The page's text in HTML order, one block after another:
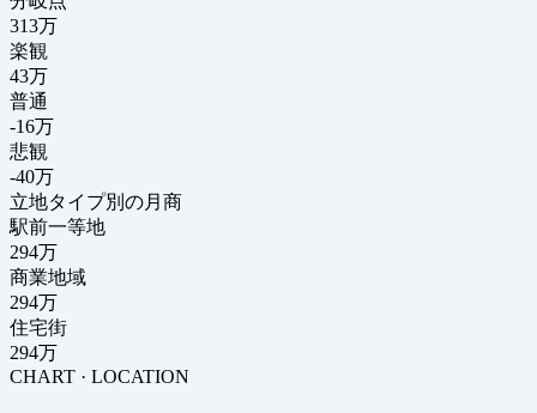
313万
楽観
43万
普通
-16万
悲観
-40万
立地タイプ別の月商
駅前一等地
294万
商業地域
294万
住宅街
294万
CHART · LOCATION